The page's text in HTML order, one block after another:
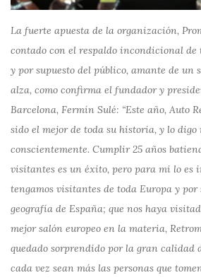
La fuerte apuesta de la organización,
contado con el respaldo incondicional de
y por supuesto del público, amante de un
alza, como confirma el fundador y
Barcelona, Fermín Sulé: “Este año, Auto
sido el mejor de toda su historia, y lo digo
conscientemente. Cumplir 25 años
visitantes es un éxito, pero para mi lo es
tengamos visitantes de toda Europa y por
geografía de España; que nos haya
mejor salón europeo en la materia,
quedado sorprendido por la gran calidad
cada vez sean más las personas que